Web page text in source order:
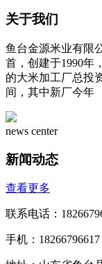
关于我们
鱼台金源米业有限
首，创建于1990年
的大米加工厂总投
间，其中新厂今年
news center
新闻动态
查看更多
联系电话：
手机：18266796617